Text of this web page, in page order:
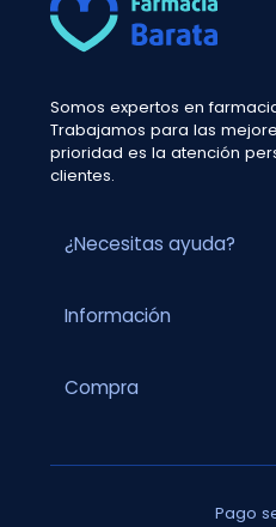
Somos expertos en
Trabajamos para las
prioridad es la atención
clientes.
¿Necesitas ayuda?
Información
Compra
Pago